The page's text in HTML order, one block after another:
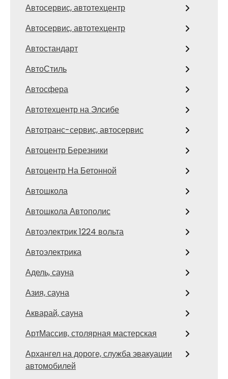
Автосервис, автотехцентр
Автосервис, автотехцентр
Автостандарт
АвтоСтиль
Автосфера
Автотехцентр на Элсибе
Автотранс-сервис, автосервис
Автоцентр Березники
Автоцентр На Бетонной
Автошкола
Автошкола Автополис
Автоэлектрик 1224 вольта
Автоэлектрика
Адель, сауна
Азия, сауна
Акварай, сауна
АртМассив, столярная мастерская
Архангел на дороге, служба эвакуации
автомобилей